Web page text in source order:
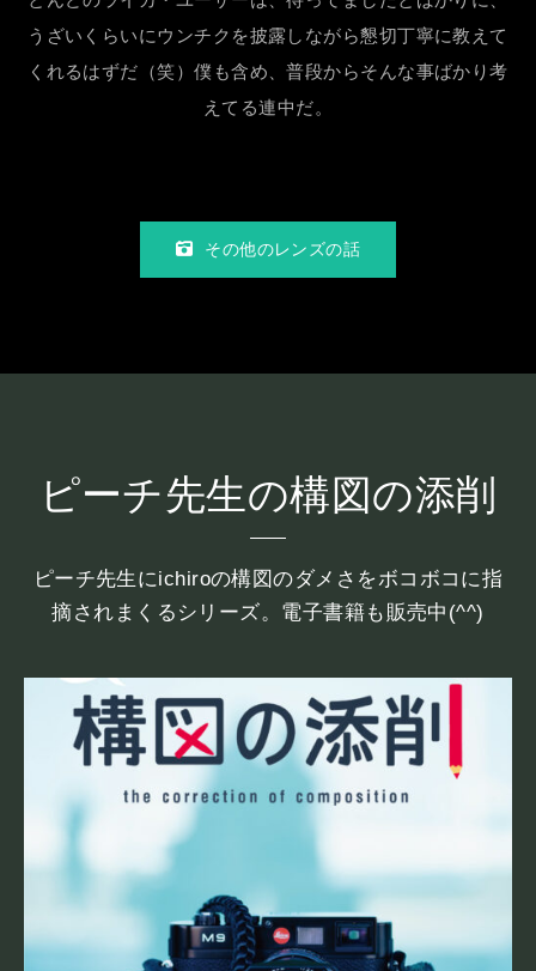
うざいくらいにウンチクを披露しながら懇切丁寧に教えて
くれるはずだ（笑）僕も含め、普段からそんな事ばかり考
えてる連中だ。
その他のレンズの話
ピーチ先生の構図の添削
ピーチ先生にichiroの構図のダメさをボコボコに指
摘されまくるシリーズ。電子書籍も販売中(^^)